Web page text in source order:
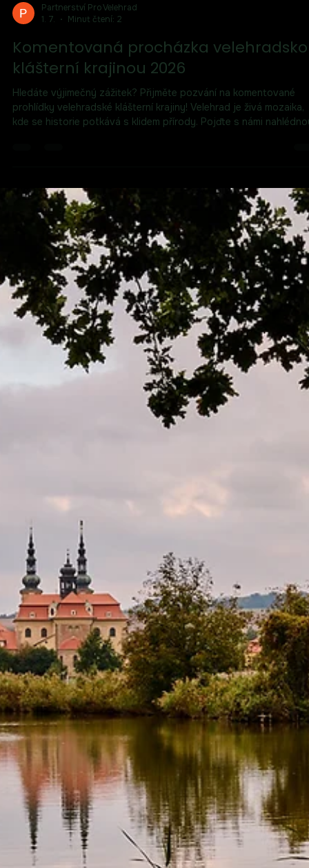
Komentovaná procházka
klášterní krajinou 2026
Hledáte výjimečný zážitek? Přijměte pozvání na komentované
prohlídky velehradské klášterní krajiny! Velehrad je živá mozaika,
kde se historie potkává s klidem přírody. Pojďte s námi
pod pokličku tohoto jedinečného místa. Naše procházky
nenáročným terénem jsou otevřené pro rodiny, poutníky i
První možnost máte už 12. července ve 14:00. Kapacita je
omezená, tak neváhejte a rezervujte si své místo na
info@velehradinfo.cz. Objevte Velehrad, jak ho ještě neznát